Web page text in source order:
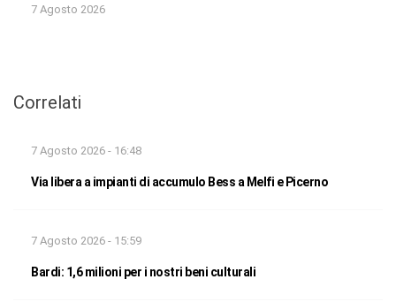
7 Agosto 2026
Correlati
7 Agosto 2026 - 16:48
Via libera a impianti di accumulo Bess a Melfi e Picerno
7 Agosto 2026 - 15:59
Bardi: 1,6 milioni per i nostri beni culturali